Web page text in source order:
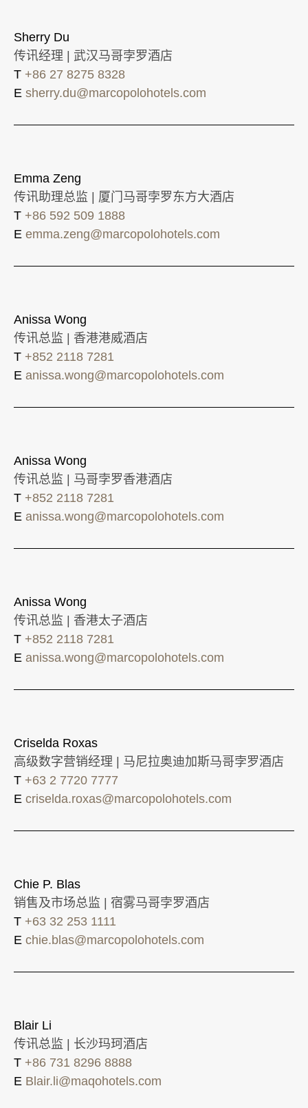
Sherry Du
传讯经理 | 武汉马哥孛罗酒店
T +86 27 8275 8328
E sherry.du@marcopolohotels.com
Emma Zeng
传讯助理总监 | 厦门马哥孛罗东方大酒店
T +86 592 509 1888
E emma.zeng@marcopolohotels.com
Anissa Wong
传讯总监 | 香港港威酒店
T +852 2118 7281
E anissa.wong@marcopolohotels.com
Anissa Wong
传讯总监 | 马哥孛罗香港酒店
T +852 2118 7281
E anissa.wong@marcopolohotels.com
Anissa Wong
传讯总监 | 香港太子酒店
T +852 2118 7281
E anissa.wong@marcopolohotels.com
Criselda Roxas
高级数字营销经理 | 马尼拉奥迪加斯马哥孛罗酒店
T +63 2 7720 7777
E criselda.roxas@marcopolohotels.com
Chie P. Blas
销售及市场总监 | 宿雾马哥孛罗酒店
T +63 32 253 1111
E chie.blas@marcopolohotels.com
Blair Li
传讯总监 | 长沙玛珂酒店
T +86 731 8296 8888
E Blair.li@maqohotels.com